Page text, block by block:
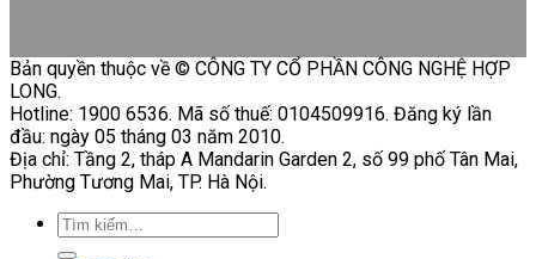
Bản quyền thuộc về © CÔNG TY CỔ PHẦN CÔNG NGHỆ HỢP
LONG.
Hotline: 1900 6536. Mã số thuế: 0104509916. Đăng ký lần
đầu: ngày 05 tháng 03 năm 2010.
Địa chỉ: Tầng 2, tháp A Mandarin Garden 2, số 99 phố Tân Mai,
Phường Tương Mai, TP. Hà Nội.
Tìm